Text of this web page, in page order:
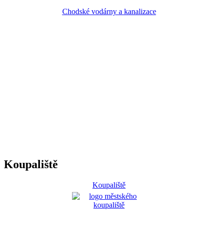
Chodské vodárny a kanalizace
Koupaliště
Koupaliště